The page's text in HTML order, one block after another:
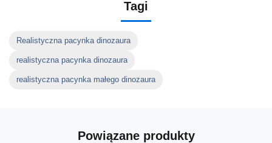
Tagi
Realistyczna pacynka dinozaura
realistyczna pacynka dinozaura
realistyczna pacynka małego dinozaura
Powiązane produkty